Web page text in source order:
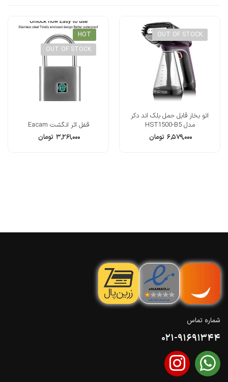
OUT OF STOCK
اتو بخار قابل حمل بلک اند دکر
مدل HST1500-B5
۶,۵۷۹,۰۰۰ تومان
HOT
OUT OF STOCK
قفل اثر انگشت Eacam
۳,۲۶۱,۰۰۰ تومان
شماره تماس
021-91691344